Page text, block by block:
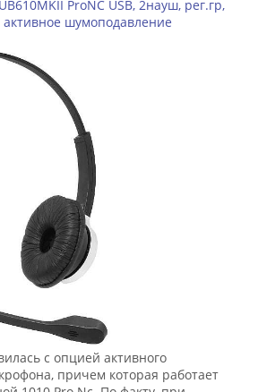
ProNC USB, 2науш, рег.гр,
активное шумоподавление
с опцией активного
причем которая работает